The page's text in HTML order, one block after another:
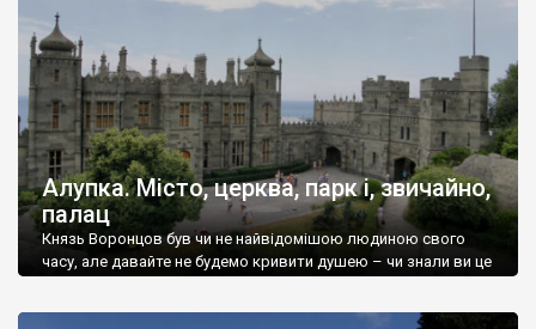
Алупка. Місто, церква, парк і, звичайно,
палац
Князь Воронцов був чи не найвідомішою людиною свого
часу, але давайте не будемо кривити душею – чи знали ви це